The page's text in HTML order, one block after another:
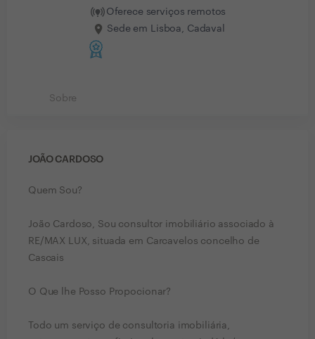
Oferece serviços remotos
Sede em Lisboa, Cadaval
Sobre
JOÃO CARDOSO
Quem Sou?
João Cardoso, Sou consultor imobiliário associado à
RE/MAX LUX, situada em Carcavelos concelho de
Cascais
O Que lhe Posso Propocionar?
Todo um serviço de consultoria imobiliária,